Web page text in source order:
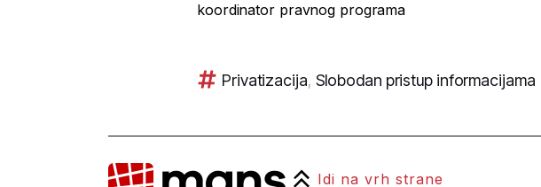
koordinator pravnog programa
Privatizacija, Slobodan pristup informacijama
Idi na vrh strane